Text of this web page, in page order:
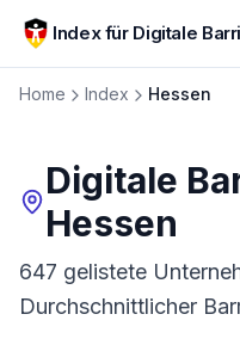
Zum Hauptinhalt
Index für Digitale
Home Index Hessen
Digitale
Hessen
647 gelistete
Durchschnittlicher